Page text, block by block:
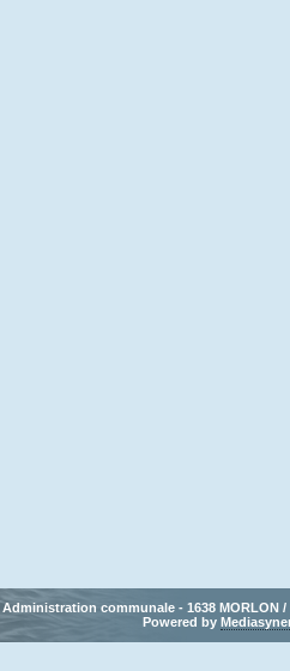
Administration communale - 1638 MORLON /
Powered by